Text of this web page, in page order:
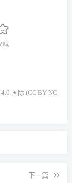
藏
国际 (CC BY-NC-
下一篇